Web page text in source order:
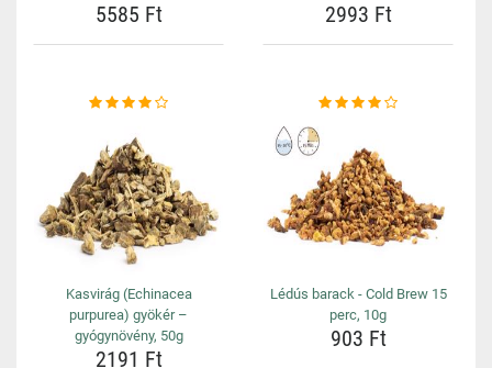
5585 Ft 2993 Ft
Kasvirág (Echinacea
purpurea) gyökér –
gyógynövény, 50g
2191 Ft
Lédús barack - Cold Brew 15
perc, 10g
903 Ft